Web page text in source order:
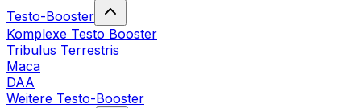
Testo-Booster
Komplexe Testo Booster
Tribulus Terrestris
Maca
DAA
Weitere Testo-Booster